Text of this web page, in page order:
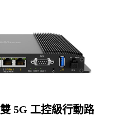
5G 工控級行動路